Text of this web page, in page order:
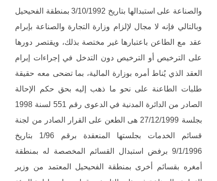
والصناعة على استبدالها بتاريخ 3/10/1992 بمنطقة الفحيحيل
وبالتالي فإنه لا مجال لإلزام وزارة التجارة والصناعة بإبرام
عقد مع الطاعن باعتبارها غير مختصة بذلك، ويقتصر دورها
على الترخيص أو الترخيص دون التدخل في إجراءات إبرام
العقد الذي يُناط أمره بوزارة المالية، بما تضحى معه حقيقة
طلبات الطاعنة على نحو ما ذهب إليه بحق حكم الإحالة
الصادر من الدائرة المدنية في الدعوى رقم 551 لسنة 1998
بجلسة 27/12/1999 هى الطعن على القرار الصادر من لجنة
قسائم الخدمات بجلستها المنعقدة برقم 1/96 بتاريخ
9/1/1996 برفض استبدال القسائم المخصصة له بمنطقة
أمغره بقسائم أخرى بمنطقة الفحيحيل المعتمد من وزير